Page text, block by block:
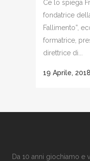
Ce lo spiega
fondatrice
Fallimento”,
formatrice,
direttrice di...
19 Aprile, 2018
Da 10 anni giochiamo e